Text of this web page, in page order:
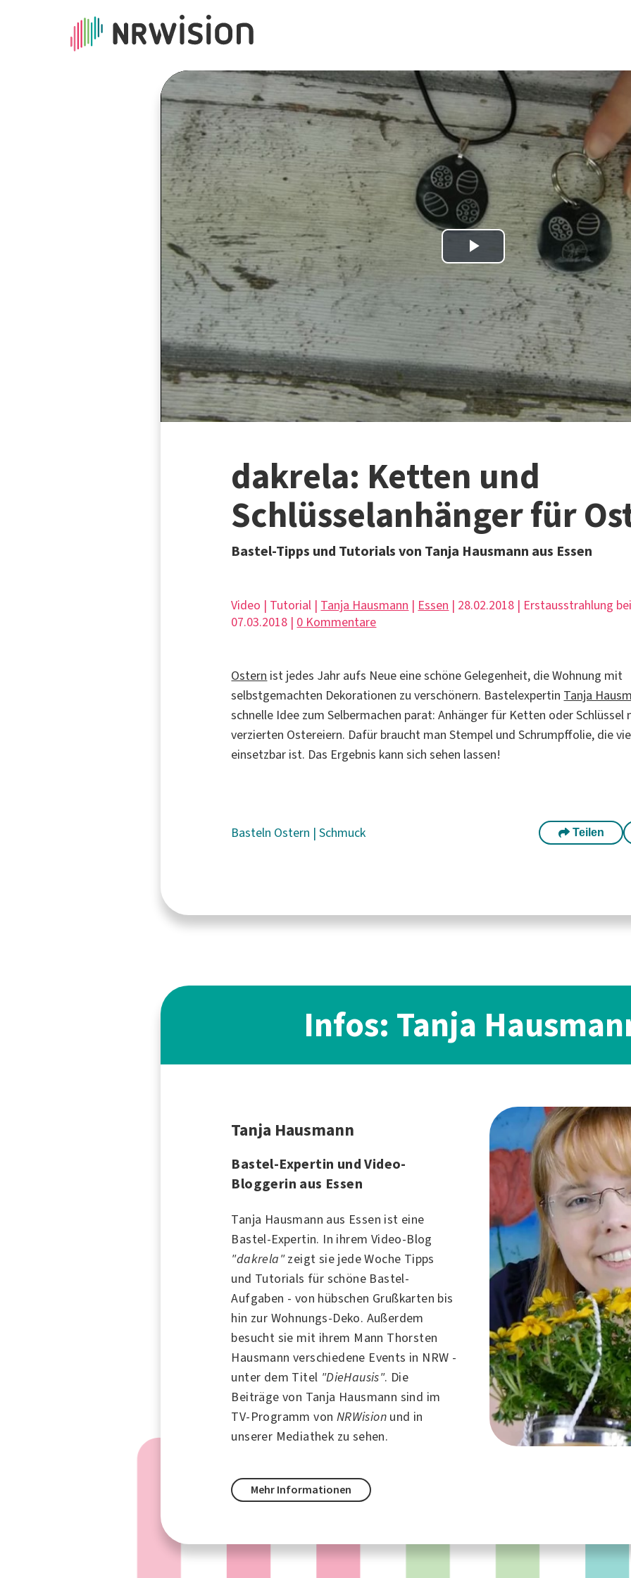
Play
Video
dakrela: Ketten und
Schlüsselanhänger für
Bastel-Tipps und Tutorials von Tanja Hausmann aus Essen
Video | Tutorial | Tanja Hausmann | Essen | 28.02.2018 | Erstausstrahlung
07.03.2018 | 0 Kommentare
Ostern ist jedes Jahr aufs Neue eine schöne Gelegenheit, die Wohnung mit
selbstgemachten Dekorationen zu verschönern. Bastelexpertin Tanja
schnelle Idee zum Selbermachen parat: Anhänger für Ketten oder Schlüssel
verzierten Ostereiern. Dafür braucht man Stempel und Schrumpffolie, die
einsetzbar ist. Das Ergebnis kann sich sehen lassen!
Basteln Ostern |Schmuck Teilen
Infos: Tanja
Tanja Hausmann
Bastel-Expertin und Video-
Bloggerin aus Essen
Tanja Hausmann aus Essen ist eine
Bastel-Expertin. In ihrem Video-Blog
"dakrela"zeigt sie jede Woche Tipps
und Tutorials für schöne Bastel-
Aufgaben - von hübschen Grußkarten bis
hin zur Wohnungs-Deko. Außerdem
besucht sie mit ihrem Mann Thorsten
Hausmann verschiedene Events in NRW -
unter dem Titel "DieHausis". Die
Beiträge von Tanja Hausmann sind im
TV-Programm von NRWision und in
unserer Mediathek zu sehen.
Mehr Informationen